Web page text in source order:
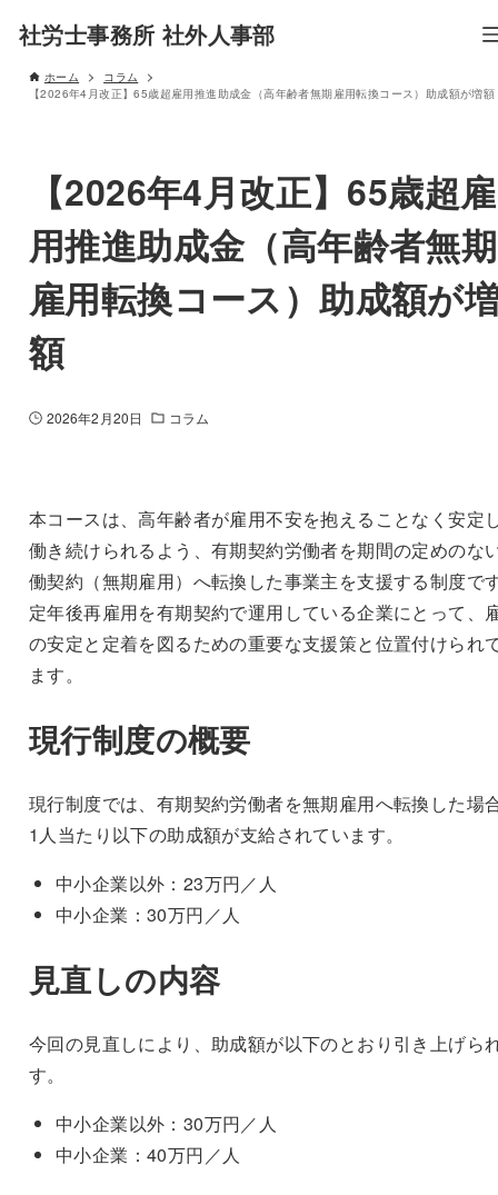
社労士事務所 社外人事部
ホーム
コラム
【2026年4月改正】65歳超雇用推進助成金（高年齢者無期雇用転換コース）助成額が増額
【2026年4月改正】65歳超雇
用推進助成金（高年齢者無期
雇用転換コース）助成額が
額
2026年2月20日 コラム
本コースは、高年齢者が雇用不安を抱えることなく安定
働き続けられるよう、有期契約労働者を期間の定めのな
働契約（無期雇用）へ転換した事業主を支援する制度で
定年後再雇用を有期契約で運用している企業にとって、
の安定と定着を図るための重要な支援策と位置付けられ
ます。
現行制度の概要
現行制度では、有期契約労働者を無期雇用へ転換した場
1人当たり以下の助成額が支給されています。
中小企業以外：23万円／人
中小企業：30万円／人
見直しの内容
今回の見直しにより、助成額が以下のとおり引き上げら
す。
中小企業以外：30万円／人
中小企業：40万円／人